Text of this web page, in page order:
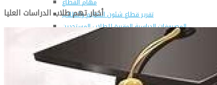
تقرير قطاع شئون التعليم والطلاب
المصروفات الدراسية المقررة للطلاب المستجدين
مواعيد تقديم الطلاب المستجدين العام الجامعى
شروط قبول الطلاب الوافديين
الإرشاد الأكاديمى
أخبار تهم طلاب الدراسات العليا